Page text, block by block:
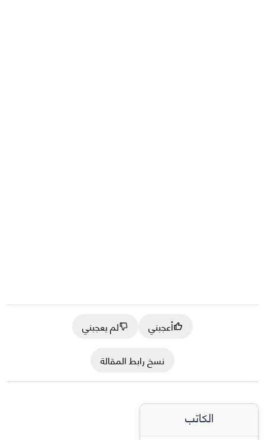
أعجبني
لم يعجبني
نسخ رابط المقالة
الكاتب